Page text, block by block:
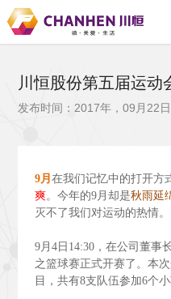
川恒股份第五届运动
发布时间：2017年，09月22日
9月 在我们记忆中的打开方
爽。今年的9月却是秋雨延
灭不了我们对运动的热情。
9月4日14:30，在公司董事
之篮球赛正式开赛了。本
目，共有8支队伍参加6个小